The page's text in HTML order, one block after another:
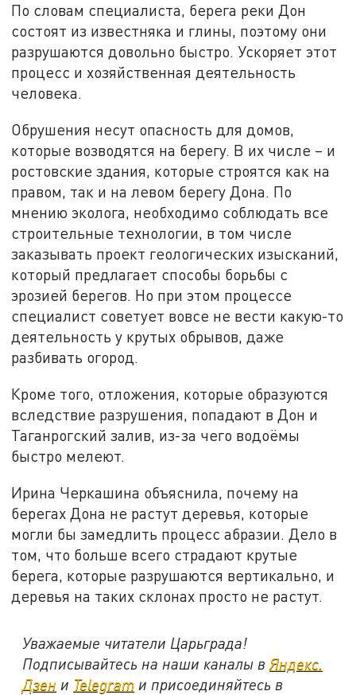
По словам специалиста, берега реки Дон
состоят из известняка и глины, поэтому они
разрушаются довольно быстро. Ускоряет этот
процесс и хозяйственная деятельность
человека.
Обрушения несут опасность для домов,
которые возводятся на берегу. В их числе – и
ростовские здания, которые строятся как на
правом, так и на левом берегу Дона. По
мнению эколога, необходимо соблюдать все
строительные технологии, в том числе
заказывать проект геологических изысканий,
который предлагает способы борьбы с
эрозией берегов. Но при этом процессе
специалист советует вовсе не вести какую-то
деятельность у крутых обрывов, даже
разбивать огород.
Кроме того, отложения, которые образуются
вследствие разрушения, попадают в Дон и
Таганрогский залив, из-за чего водоёмы
быстро мелеют.
Ирина Черкашина объяснила, почему на
берегах Дона не растут деревья, которые
могли бы замедлить процесс абразии. Дело в
том, что больше всего страдают крутые
берега, которые разрушаются вертикально, и
деревья на таких склонах просто не растут.
Уважаемые читатели Царьграда!
Подписывайтесь на наши каналы вЯндекс.
Дзен и Telegram и присоединяйтесь в